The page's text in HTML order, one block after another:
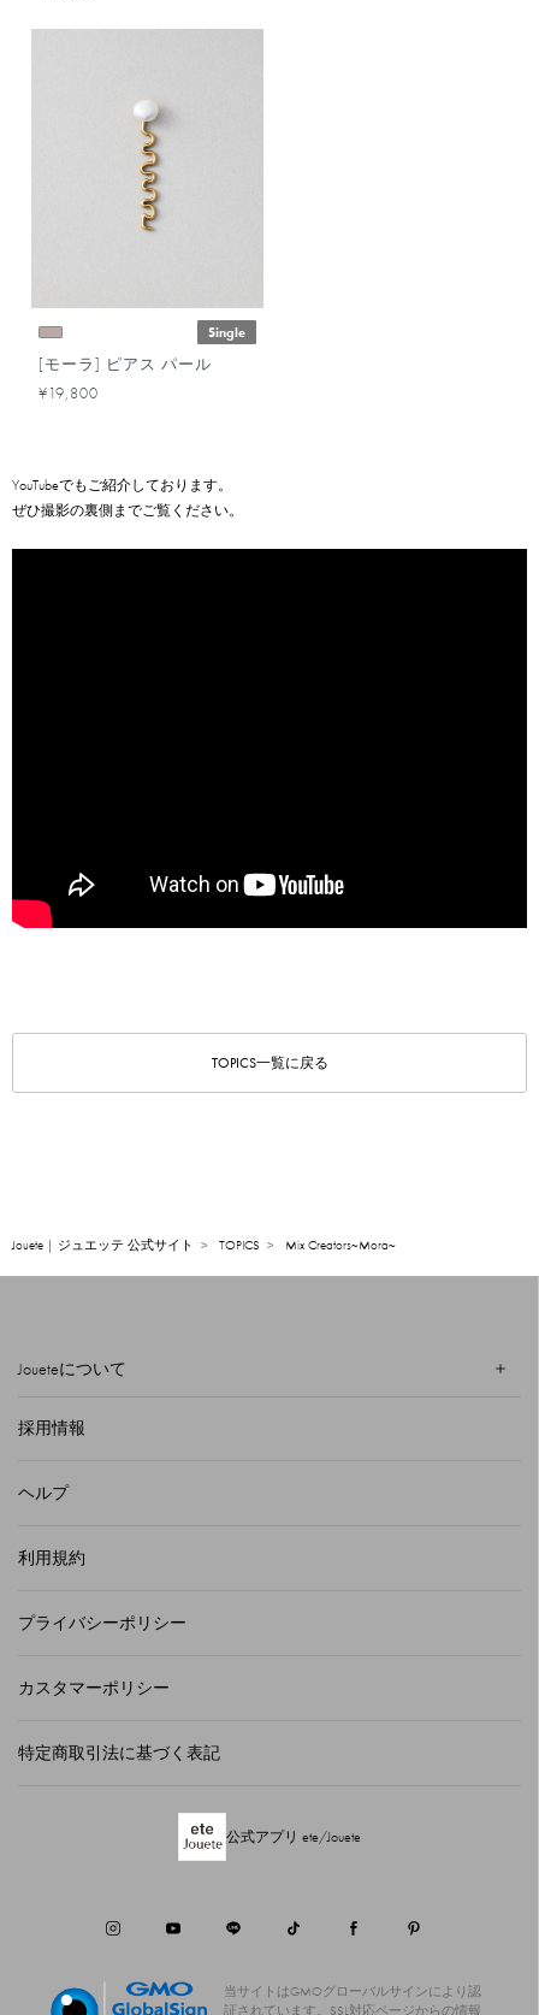
Single
[モーラ] ピアス パール
¥19,800
YouTubeでもご紹介しております。
ぜひ撮影の裏側までご覧ください。
TOPICS一覧に戻る
Jouete | ジュエッテ 公式サイト TOPICS Mix Creators~Mora~
Joueteについて
採用情報
ヘルプ
利用規約
プライバシーポリシー
カスタマーポリシー
特定商取引法に基づく表記
公式アプリ ete/Jouete
当サイトはGMOグローバルサインにより認
証されています。
SSL対応ページからの情報